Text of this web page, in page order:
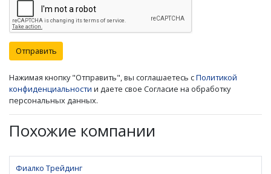
Отправить
Нажимая кнопку "Отправить", вы соглашаетесь сПолитикой
конфиденциальности и даете свое Согласие на обработку
персональных данных.
Похожие компании
Фиалко Трейдинг